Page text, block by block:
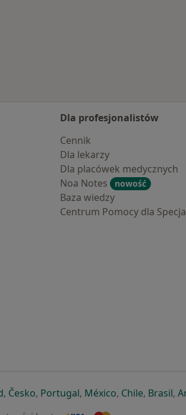
Dla profesjonalistów
Cennik
Dla lekarzy
Dla placówek medycznych
Noa Notes
nowość
Baza wiedzy
Centrum Pomocy dla
karciekarcie
otwiera się w nowej karcie
, Českootwiera się w nowej karcie
, Portugalotwiera się w nowej
, Méxicootwiera się w
, Chileotwiera
, Brasil,